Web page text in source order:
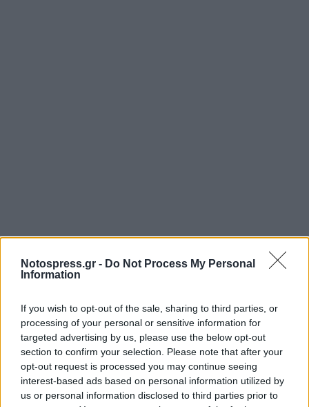
Notospress.gr - Do Not Process My Personal
Information
If you wish to opt-out of the sale, sharing to third parties, or
processing of your personal or sensitive information for
targeted advertising by us, please use the below opt-out
section to confirm your selection. Please note that after your
opt-out request is processed you may continue seeing
interest-based ads based on personal information utilized by
us or personal information disclosed to third parties prior to